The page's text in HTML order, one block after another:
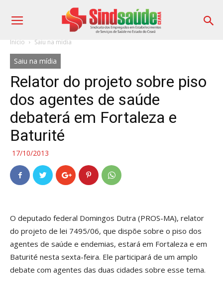
Início Saiu na mídia
Saiu na mídia
Relator do projeto sobre piso
dos agentes de saúde
debaterá em Fortaleza e
Baturité
17/10/2013
O deputado federal Domingos Dutra (PROS-MA), relator
do projeto de lei 7495/06, que dispõe sobre o piso dos
agentes de saúde e endemias, estará em Fortaleza e em
Baturité nesta sexta-feira. Ele participará de um amplo
debate com agentes das duas cidades sobre esse tema.